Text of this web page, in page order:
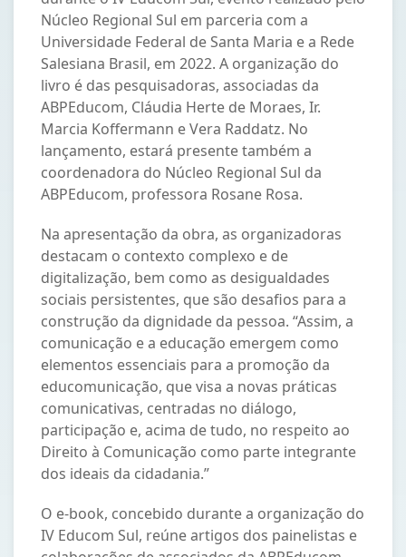
Núcleo Regional Sul em parceria com a
Universidade Federal de Santa Maria e a Rede
Salesiana Brasil, em 2022. A organização do
livro é das pesquisadoras, associadas da
ABPEducom, Cláudia Herte de Moraes, Ir.
Marcia Koffermann e Vera Raddatz. No
lançamento, estará presente também a
coordenadora do Núcleo Regional Sul da
ABPEducom, professora Rosane Rosa.
Na apresentação da obra, as organizadoras
destacam o contexto complexo e de
digitalização, bem como as desigualdades
sociais persistentes, que são desafios para a
construção da dignidade da pessoa. “Assim, a
comunicação e a educação emergem como
elementos essenciais para a promoção da
educomunicação, que visa a novas práticas
comunicativas, centradas no diálogo,
participação e, acima de tudo, no respeito ao
Direito à Comunicação como parte integrante
dos ideais da cidadania.”
O e-book, concebido durante a organização do
IV Educom Sul, reúne artigos dos painelistas e